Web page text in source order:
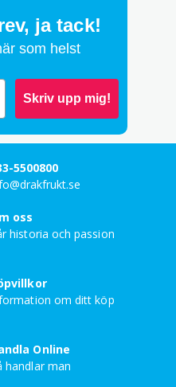
2025
–
19, 2024
ja tack!
som helst
Skriv upp mig!
5500800
oss
historia och passion
om ditt köp
Online
handlar man